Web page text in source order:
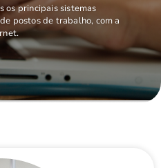
os principais sistemas
postos de trabalho, com a